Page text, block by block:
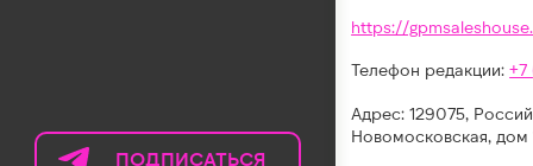
ПОДПИСАТЬСЯ
https://
Телефон редакции:+7
Адрес: 129075,
Новомосковская, дом